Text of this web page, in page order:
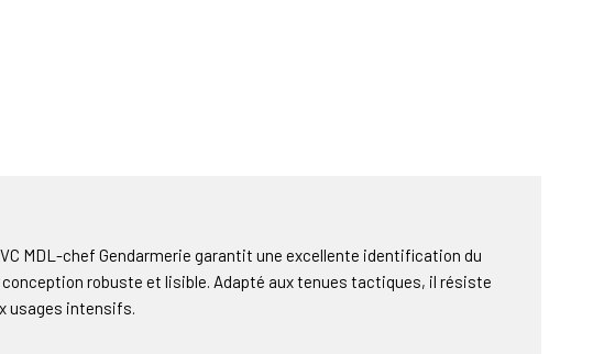
MDL-chef Gendarmerie garantit une excellente identification du
conception robuste et lisible. Adapté aux tenues tactiques, il résiste
usages intensifs.